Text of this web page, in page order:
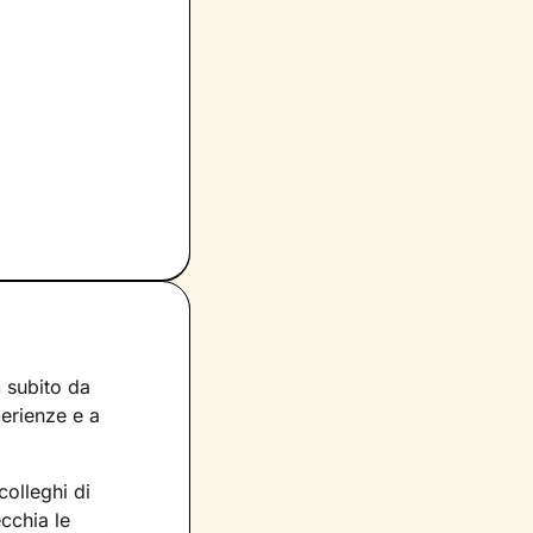
subito da
e a
di
le